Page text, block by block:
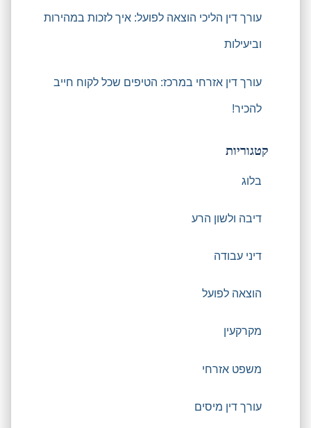
עורך דין הליכי הוצאה לפועל: איך לזכות במהירות
וביעילות
עורך דין אזרחי במרכז: הטיפים שכל לקוח חייב
להכיר!
קטגוריות
בלוג
דיבה ולשון הרע
דיני עבודה
הוצאה לפועל
מקרקעין
משפט אזרחי
עורך דין מיסים